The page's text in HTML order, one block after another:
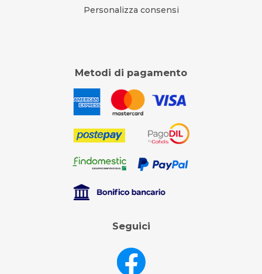
Personalizza consensi
Metodi di pagamento
Seguici